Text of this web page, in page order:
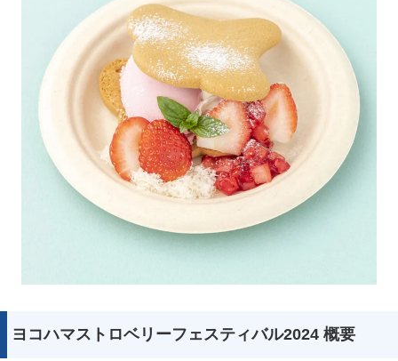
ヨコハマストロベリーフェスティバル2024 概要